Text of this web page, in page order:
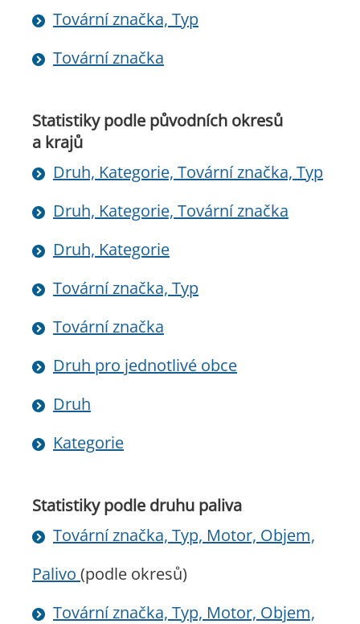
Tovární značka, Typ
Tovární značka
Statistiky podle původních okresů
a krajů
Druh, Kategorie, Tovární značka, Typ
Druh, Kategorie, Tovární značka
Druh, Kategorie
Tovární značka, Typ
Tovární značka
Druh pro jednotlivé obce
Druh
Kategorie
Statistiky podle druhu paliva
Tovární značka, Typ, Motor, Objem,
Palivo (podle okresů)
Tovární značka, Typ, Motor, Objem,